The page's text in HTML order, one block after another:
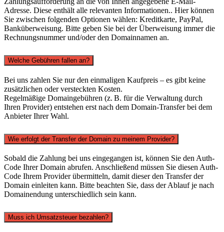
Adresse. Diese enthält alle relevanten Informationen.. Hier können
Sie zwischen folgenden Optionen wählen: Kreditkarte, PayPal,
Banküberweisung. Bitte geben Sie bei der Überweisung immer die
Rechnungsnummer und/oder den Domainnamen an.
Welche Gebühren fallen an?
Bei uns zahlen Sie nur den einmaligen Kaufpreis – es gibt keine
zusätzlichen oder versteckten Kosten.
Regelmäßige Domaingebühren (z. B. für die Verwaltung durch
Ihren Provider) entstehen erst nach dem Domain-Transfer bei dem
Anbieter Ihrer Wahl.
Wie erfolgt der Transfer der Domain zu meinem Provider?
Sobald die Zahlung bei uns eingegangen ist, können Sie den Auth-
Code Ihrer Domain abrufen. Anschließend müssen Sie diesen Auth-
Code Ihrem Provider übermitteln, damit dieser den Transfer der
Domain einleiten kann. Bitte beachten Sie, dass der Ablauf je nach
Domainendung unterschiedlich sein kann.
Muss ich Umsatzsteuer bezahlen?